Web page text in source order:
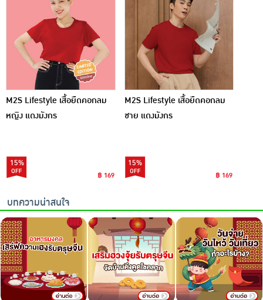
M2S Lifestyle เสื้อยืดคอกลม
หญิง แดงมังกร
15%
฿ 169
M2S Lifestyle เสื้อยืดคอกลม
ชาย แดงมังกร
15%
฿ 169
บทความน่าสนใจ